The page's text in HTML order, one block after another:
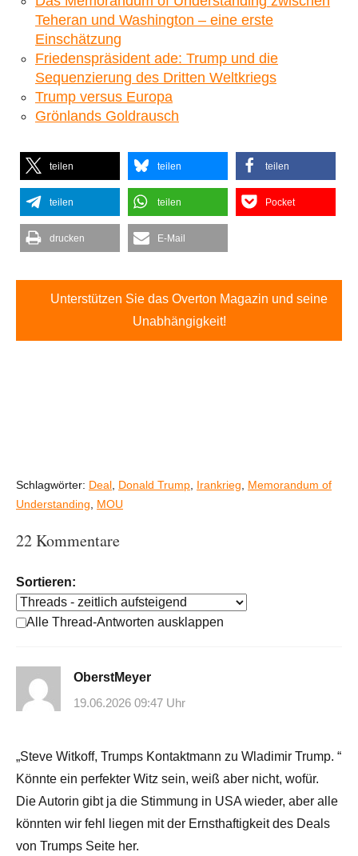
Teheran und Washington – eine erste
Einschätzung
Friedenspräsident ade: Trump und die
Sequenzierung des Dritten Weltkriegs
Trump versus Europa
Grönlands Goldrausch
teilen teilen teilen
teilen teilen Pocket
drucken E-Mail
Unterstützen Sie das Overton Magazin und seine
Unabhängigkeit!
Schlagwörter: Deal, Donald Trump, Irankrieg, Memorandum of
Understanding, MOU
22 Kommentare
Sortieren:
Alle Thread-Antworten ausklappen
OberstMeyer
19.06.2026 09:47 Uhr
„Steve Witkoff, Trumps Kontaktmann zu Wladimir Trump. “
Könnte ein perfekter Witz sein, weiß aber nicht, wofür.
Die Autorin gibt ja die Stimmung in USA wieder, aber alle
könnten wir fehl liegen mit der Ernsthaftigkeit des Deals
von Trumps Seite her.